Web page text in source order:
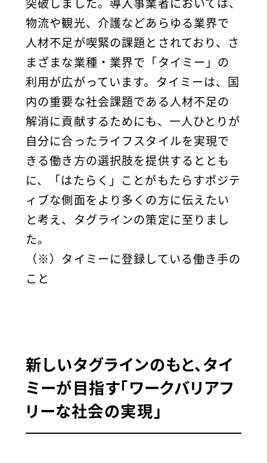
物流や観光、介護などあらゆる業界で
人材不足が喫緊の課題とされており、さ
まざまな業種・業界で「タイミー」の
利用が広がっています。タイミーは、国
内の重要な社会課題である人材不足の
解消に貢献するためにも、一人ひとりが
自分に合ったライフスタイルを実現で
きる働き方の選択肢を提供するととも
に、「はたらく」ことがもたらすポジテ
ィブな側面をより多くの方に伝えたい
と考え、タグラインの策定に至りまし
た。
（※）タイミーに登録している働き手の
こと
新しいタグラインのもと、タイ
ミーが目指す「ワークバリアフ
リーな社会の実現」